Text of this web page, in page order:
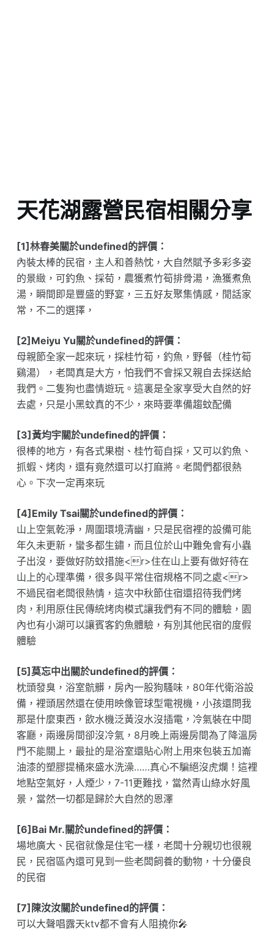
天花湖露營民宿相關分享
[1]林春美關於undefined的評價：
內裝太棒的民宿，主人和善熱忱，大自然賦予多彩多姿
的景緻，可釣魚、採荀，農獲煮竹筍排骨湯，漁獲煮魚
湯，瞬間即是豐盛的野宴，三五好友聚集情感，閒話家
常，不二的選擇，
[2]Meiyu Yu關於undefined的評價：
母親節全家一起來玩，採桂竹筍，釣魚，野餐（桂竹筍
鷄湯），老闆真是大方，怕我們不會採又親自去採送給
我們。二隻狗也盡情遊玩。這裏是全家享受大自然的好
去處，只是小黑蚊真的不少，來時要準備趨蚊配備
[3]黃均宇關於undefined的評價：
很棒的地方，有各式果樹、桂竹筍自採，又可以釣魚、
抓蝦、烤肉，還有竟然還可以打麻將。老闆們都很熱
心。下次一定再來玩
[4]Emily Tsai關於undefined的評價：
山上空氣乾淨，周圍環境清幽，只是民宿裡的設備可能
年久未更新，蠻多都生鏽，而且位於山中難免會有小蟲
子出沒，要做好防蚊措施<r>住在山上要有做好待在
山上的心理準備，很多與平常住宿規格不同之處<r>
不過民宿老闆很熱情，這次中秋節住宿還招待我們烤
肉，利用原住民傳統烤肉模式讓我們有不同的體驗，園
內也有小湖可以讓賓客釣魚體驗，有別其他民宿的度假
體驗
[5]莫忘中出關於undefined的評價：
枕頭發臭，浴室骯髒，房內一股狗騷味，80年代衛浴設
備，裡頭居然還在使用映像管球型電視機，小孩還問我
那是什麼東西，飲水機泛黃沒水沒插電，冷氣裝在中間
客廳，兩邊房間卻沒冷氣，8月晚上兩邊房間為了降溫房
門不能關上，最扯的是浴室還貼心附上用來包裝五加崙
油漆的塑膠提桶來盛水洗澡……真心不騙絕沒虎爛！這裡
地點空氣好，人煙少，7-11更難找，當然青山綠水好風
景，當然一切都是歸於大自然的恩澤
[6]Bai Mr.關於undefined的評價：
場地廣大、民宿就像是住宅一樣，老闆十分親切也很親
民，民宿區內還可見到一些老闆飼養的動物，十分優良
的民宿
[7]陳汝汝關於undefined的評價：
可以大聲唱露天ktv都不會有人阻撓你🎤